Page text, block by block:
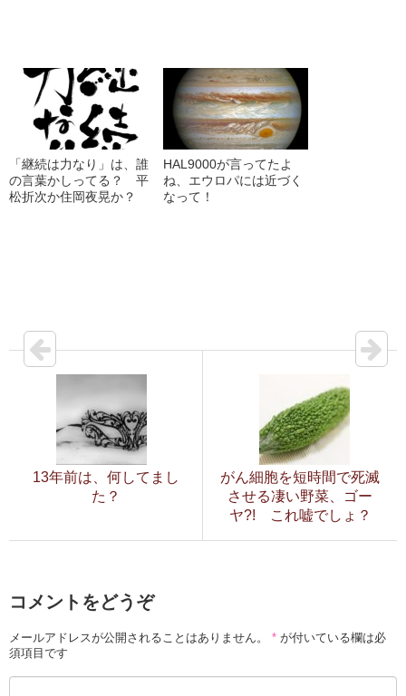
「継続は力なり」は、誰
の言葉かしってる？ 平
松折次か住岡夜晃か？
HAL9000が言ってたよ
ね、エウロパには近づく
なって！
13年前は、何してまし
た？
がん細胞を短時間で死滅
させる凄い野菜、ゴー
ヤ?! これ嘘でしょ？
コメントをどうぞ
メールアドレスが公開されることはありません。 * が付いている欄は必
須項目です